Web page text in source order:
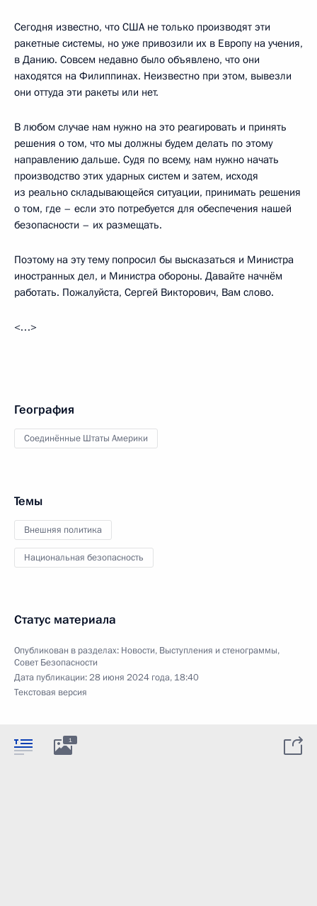
Сегодня известно, что США не только производят эти
ракетные системы, но уже привозили их в Европу на учения,
в Данию. Совсем недавно было объявлено, что они
находятся на Филиппинах. Неизвестно при этом, вывезли
они оттуда эти ракеты или нет.
В любом случае нам нужно на это реагировать и принять
решения о том, что мы должны будем делать по этому
направлению дальше. Судя по всему, нам нужно начать
производство этих ударных систем и затем, исходя
из реально складывающейся ситуации, принимать решения
о том, где – если это потребуется для обеспечения нашей
безопасности – их размещать.
Поэтому на эту тему попросил бы высказаться и Министра
иностранных дел, и Министра обороны. Давайте начнём
работать. Пожалуйста, Сергей Викторович, Вам слово.
<…>
География
Соединённые Штаты Америки
Темы
Внешняя политика
Национальная безопасность
Статус материала
Опубликован в разделах: Новости, Выступления и стенограммы,
Совет Безопасности
Дата публикации:28 июня 2024 года, 18:40
Текстовая версия
1